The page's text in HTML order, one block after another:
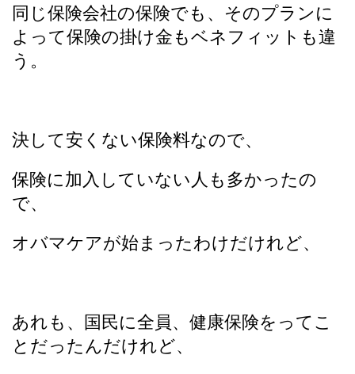
同じ保険会社の保険でも、そのプランに
よって保険の掛け金もベネフィットも違
う。
決して安くない保険料なので、
保険に加入していない人も多かったの
で、
オバマケアが始まったわけだけれど、
あれも、国民に全員、健康保険をってこ
とだったんだけれど、